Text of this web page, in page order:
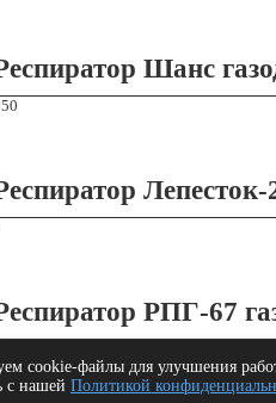
Шанс
Лепесток-
РПГ-67
cookie-файлы для улучшения
с нашей Политикой